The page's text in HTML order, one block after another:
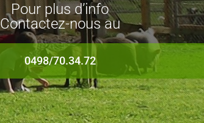
Pour plus d’info
Contactez-nous au
0498/70.34.72